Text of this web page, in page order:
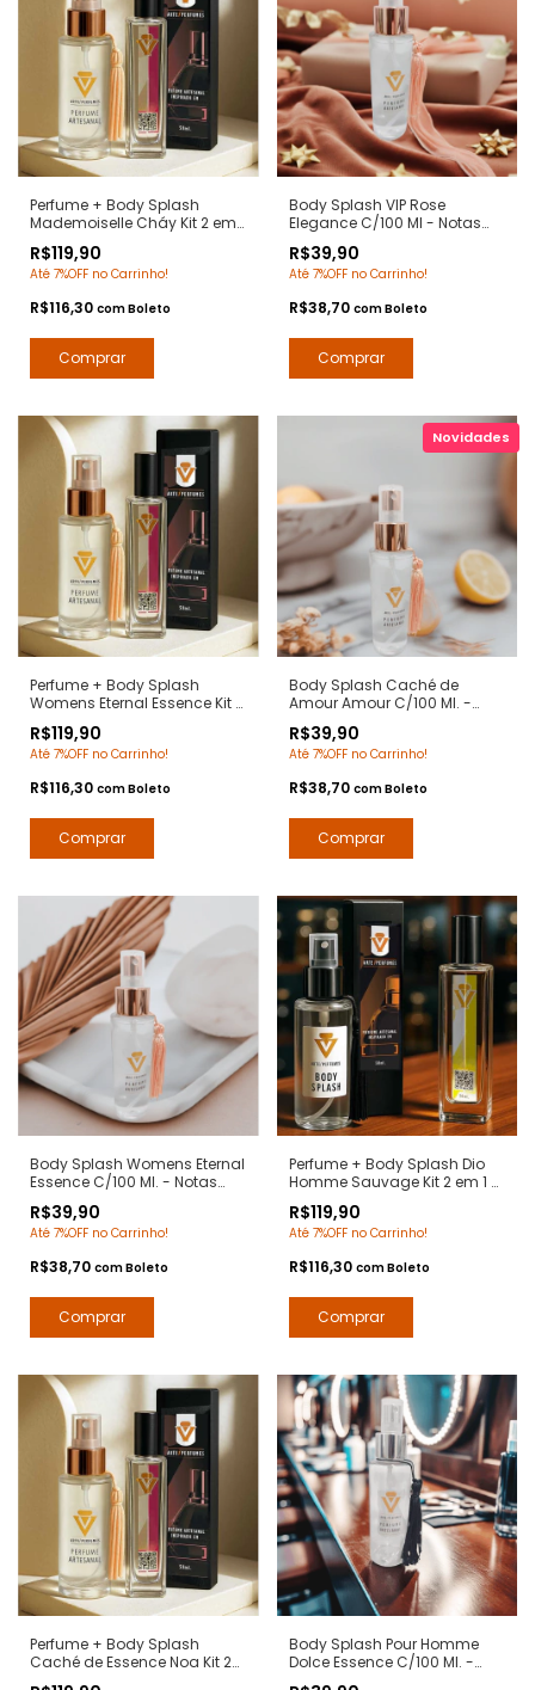
Perfume + Body Splash
Mademoiselle Cháy Kit 2 em 1
Chanel - Arte 1 Perfumes
R$119,90
Até 7%OFF no Carrinho!
R$116,30 comBoleto
Body Splash VIP Rose
Elegance C/100 Ml - Notas
Herrera- Deo Colônia
Desodorante Corporal -
Perfumes
R$39,90
Até 7%OFF no Carrinho!
R$38,70 comBoleto
Perfume + Body Splash
Womens Eternal Essence Kit 2
Calvin Klein - Contratipos
Premium - Arte 1 Perfumes
R$119,90
Até 7%OFF no Carrinho!
R$116,30 comBoleto
Body Splash Caché de
Amour Amour C/100 Ml. -
- Deo Colônia Desodorante
Corporal - Arte 1 Perfumes
R$39,90
Até 7%OFF no Carrinho!
R$38,70 comBoleto
Body Splash Womens Eternal
Essence C/100 Ml. - Notas
Deo Colônia Desodorante
Corporal - Arte 1 Perfumes
R$39,90
Até 7%OFF no Carrinho!
R$38,70 comBoleto
Perfume + Body Splash Dio
Homme Sauvage Kit 2 em 1 -
Contratipos Premium - Arte 1
Perfumes
R$119,90
Até 7%OFF no Carrinho!
R$116,30 comBoleto
Perfume + Body Splash
Caché de Essence Noa Kit 2
Body Splash Pour Homme
Dolce Essence C/100 Ml. -